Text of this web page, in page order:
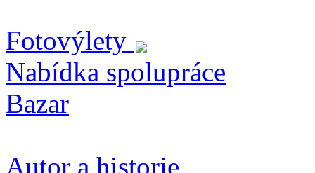
Fotovýlety
Nabídka spolupráce
Bazar
Autor a historie